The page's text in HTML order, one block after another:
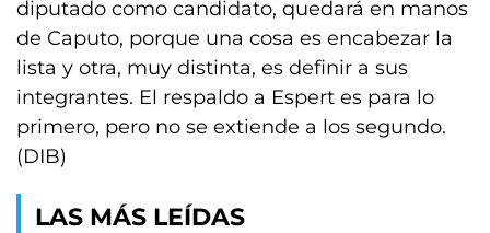
diputado como candidato, quedará en manos
de Caputo, porque una cosa es encabezar la
lista y otra, muy distinta, es definir a sus
integrantes. El respaldo a Espert es para lo
primero, pero no se extiende a los segundo.
(DIB)
LAS MÁS LEÍDAS